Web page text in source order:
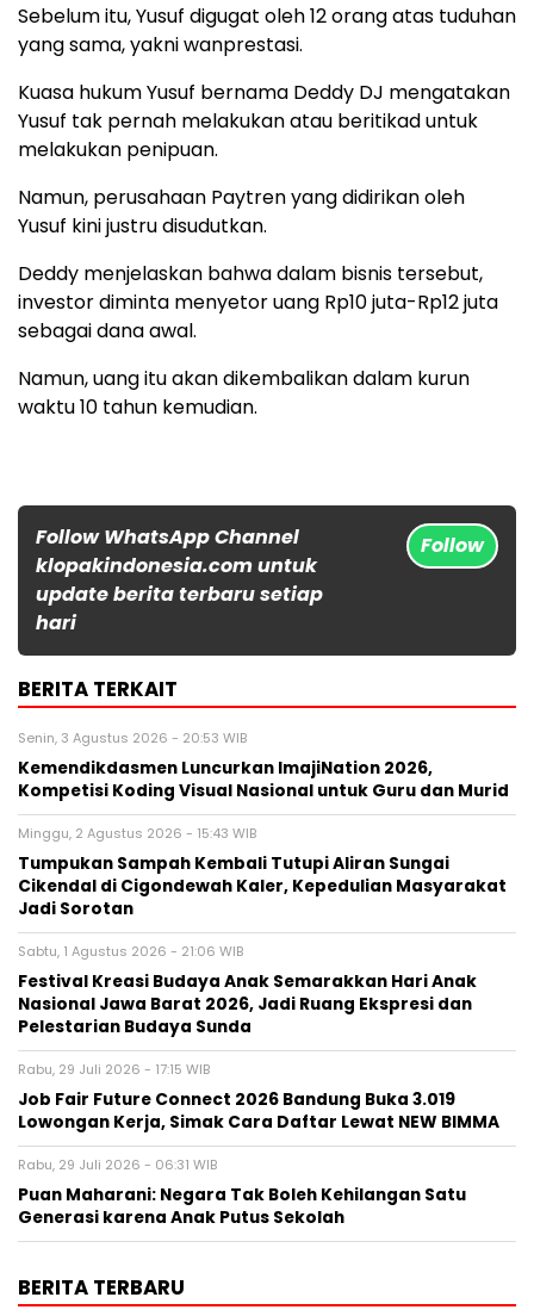
Sebelum itu, Yusuf digugat oleh 12 orang atas tuduhan
yang sama, yakni wanprestasi.
Kuasa hukum Yusuf bernama Deddy DJ mengatakan
Yusuf tak pernah melakukan atau beritikad untuk
melakukan penipuan.
Namun, perusahaan Paytren yang didirikan oleh
Yusuf kini justru disudutkan.
Deddy menjelaskan bahwa dalam bisnis tersebut,
investor diminta menyetor uang Rp10 juta-Rp12 juta
sebagai dana awal.
Namun, uang itu akan dikembalikan dalam kurun
waktu 10 tahun kemudian.
Follow WhatsApp Channel
klopakindonesia.com untuk
update berita terbaru setiap
hari
Follow
BERITA TERKAIT
Senin, 3 Agustus 2026 - 20:53 WIB
Kemendikdasmen Luncurkan ImajiNation 2026,
Kompetisi Koding Visual Nasional untuk Guru dan Murid
Minggu, 2 Agustus 2026 - 15:43 WIB
Tumpukan Sampah Kembali Tutupi Aliran Sungai
Cikendal di Cigondewah Kaler, Kepedulian Masyarakat
Jadi Sorotan
Sabtu, 1 Agustus 2026 - 21:06 WIB
Festival Kreasi Budaya Anak Semarakkan Hari Anak
Nasional Jawa Barat 2026, Jadi Ruang Ekspresi dan
Pelestarian Budaya Sunda
Rabu, 29 Juli 2026 - 17:15 WIB
Job Fair Future Connect 2026 Bandung Buka 3.019
Lowongan Kerja, Simak Cara Daftar Lewat NEW BIMMA
Rabu, 29 Juli 2026 - 06:31 WIB
Puan Maharani: Negara Tak Boleh Kehilangan Satu
Generasi karena Anak Putus Sekolah
BERITA TERBARU